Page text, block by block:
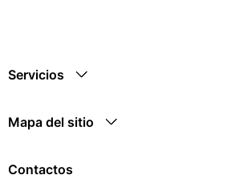
Servicios
Mapa del sitio
Contactos